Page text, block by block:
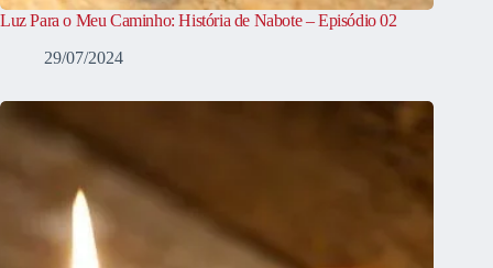
Luz Para o Meu Caminho: História de Nabote – Episódio 02
29/07/2024